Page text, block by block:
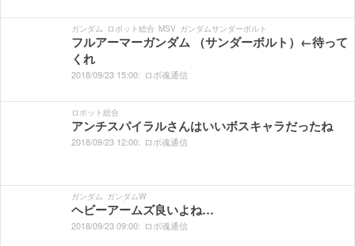
ガンダム ロボット総合 MSV ガンダムサンダーボルト
フルアーマーガンダム （サンダーボルト）←待って
くれ
2018/09/23 15:00: ロボ魂通信
ロボット総合
アンチスパイラルさんはいいボスキャラだったね
2018/09/23 12:00: ロボ魂通信
ガンダム ガンダムW
ヘビーアームズ良いよね…
2018/09/2309:00: ロボ魂通信